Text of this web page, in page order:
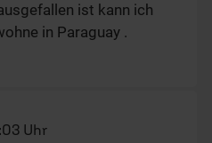
ist kann ich
in Paraguay .
Uhr